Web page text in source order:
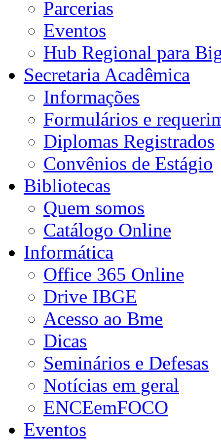
Parcerias
Eventos
Hub Regional para
Secretaria Acadêmica
Informações
Formulários e
Diplomas Registrados
Convênios de Estágio
Bibliotecas
Quem somos
Catálogo Online
Informática
Office 365 Online
Drive IBGE
Acesso ao Bme
Dicas
Seminários e Defesas
Notícias em geral
ENCEemFOCO
Eventos